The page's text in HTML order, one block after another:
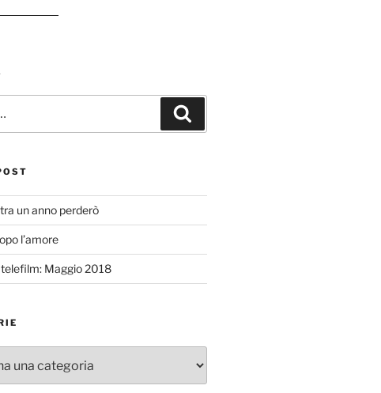
un anno perderò
l’amore
Maggio 2018